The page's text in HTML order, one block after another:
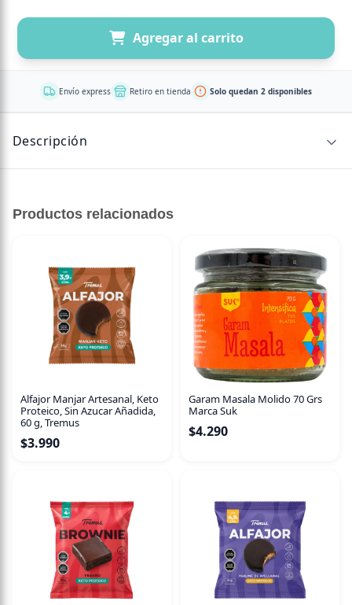
Agregar al carrito
Envío express Retiro en tienda Solo quedan 2 disponibles
Descripción
Productos relacionados
Alfajor Manjar Artesanal, Keto
Proteico, Sin Azucar Añadida,
60 g, Tremus
$3.990
Garam Masala Molido 70 Grs
Marca Suk
$4.290